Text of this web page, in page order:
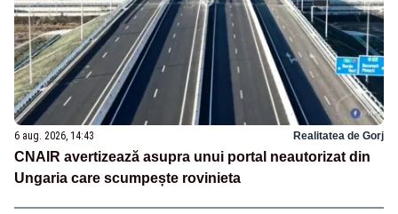
6 aug. 2026, 14:43 Realitatea de Gorj
CNAIR avertizează asupra unui portal neautorizat din
Ungaria care scumpește rovinieta